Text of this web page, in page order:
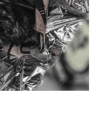
dla Zwierząt, kiedy
zaniedbane
zanik mięśni i ciało
nie widzieli